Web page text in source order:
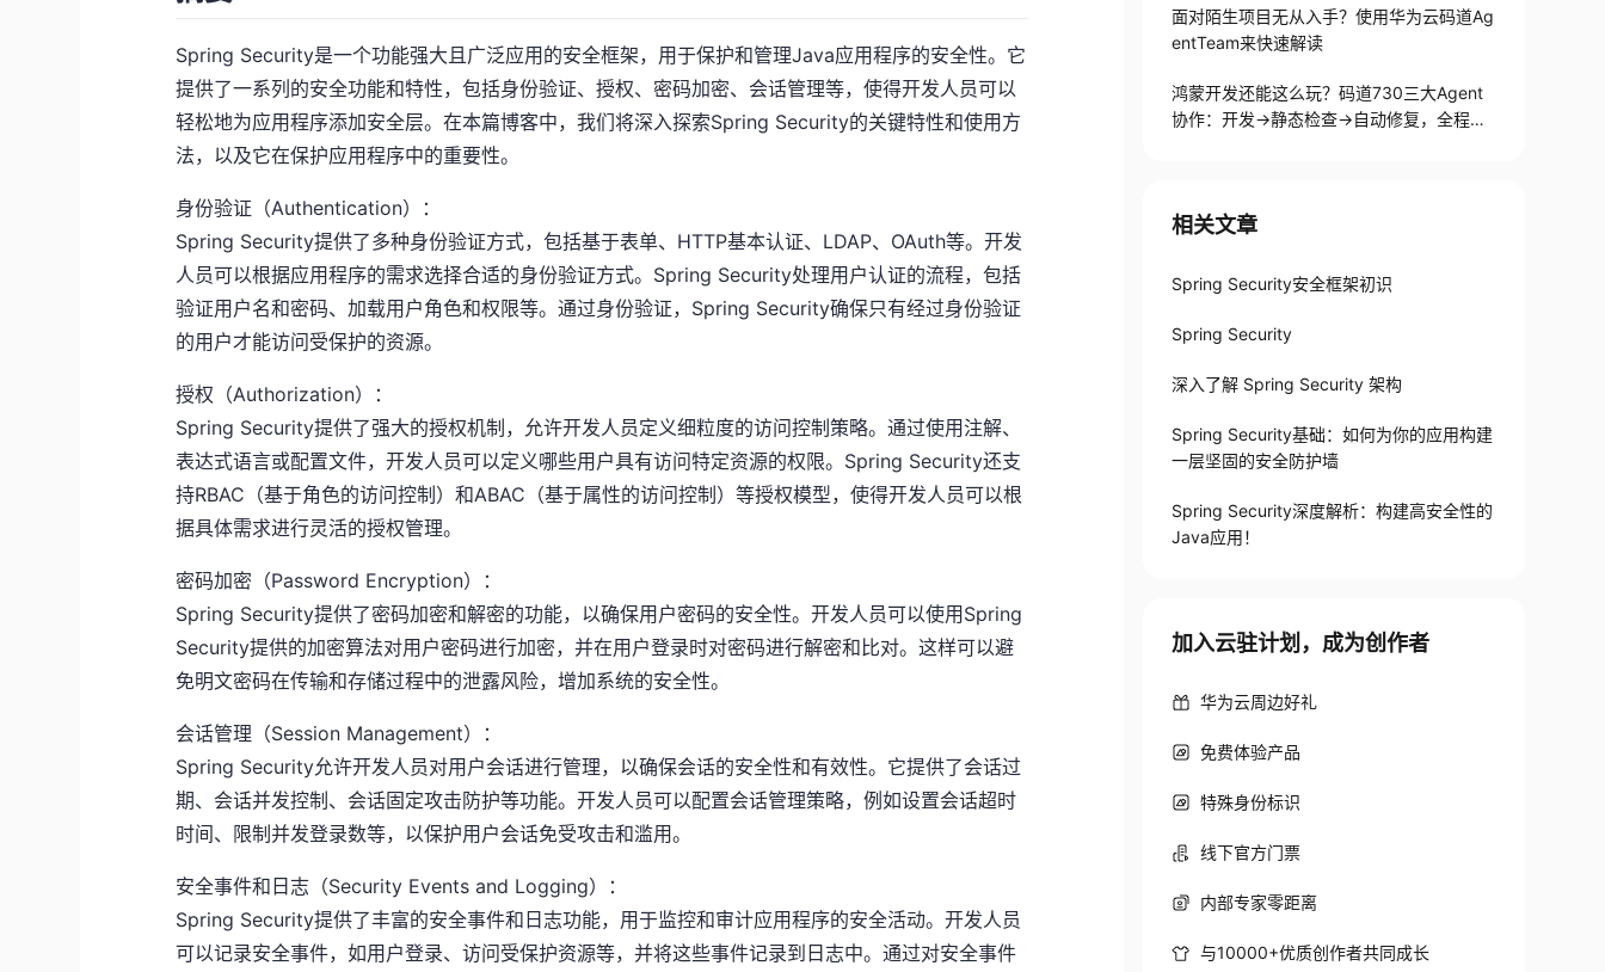
Spring Security是一个功能强大且广泛应用的安全框架，用于保护和管理Java应用程序的安全性。它
提供了一系列的安全功能和特性，包括身份验证、授权、密码加密、会话管理等，使得开发人员可以
轻松地为应用程序添加安全层。在本篇博客中，我们将深入探索Spring Security的关键特性和使用方
法，以及它在保护应用程序中的重要性。
身份验证（Authentication）：
Spring Security提供了多种身份验证方式，包括基于表单、HTTP基本认证、LDAP、OAuth等。开发
人员可以根据应用程序的需求选择合适的身份验证方式。Spring Security处理用户认证的流程，包括
验证用户名和密码、加载用户角色和权限等。通过身份验证，Spring Security确保只有经过身份验证
的用户才能访问受保护的资源。
授权（Authorization）：
Spring Security提供了强大的授权机制，允许开发人员定义细粒度的访问控制策略。通过使用注解、
表达式语言或配置文件，开发人员可以定义哪些用户具有访问特定资源的权限。Spring Security还支
持RBAC（基于角色的访问控制）和ABAC（基于属性的访问控制）等授权模型，使得开发人员可以根
据具体需求进行灵活的授权管理。
密码加密（Password Encryption）：
Spring Security提供了密码加密和解密的功能，以确保用户密码的安全性。开发人员可以使用Spring
Security提供的加密算法对用户密码进行加密，并在用户登录时对密码进行解密和比对。这样可以避
免明文密码在传输和存储过程中的泄露风险，增加系统的安全性。
会话管理（Session Management）：
Spring Security允许开发人员对用户会话进行管理，以确保会话的安全性和有效性。它提供了会话过
期、会话并发控制、会话固定攻击防护等功能。开发人员可以配置会话管理策略，例如设置会话超时
时间、限制并发登录数等，以保护用户会话免受攻击和滥用。
安全事件和日志（Security Events and Logging）：
Spring Security提供了丰富的安全事件和日志功能，用于监控和审计应用程序的安全活动。开发人员
可以记录安全事件，如用户登录、访问受保护资源等，并将这些事件记录到日志中。通过对安全事件
面对陌生项目无从入手？使用华为云码道Ag
entTeam来快速解读
鸿蒙开发还能这么玩？码道730三大Agent
协作：开发→静态检查→自动修复，全程不
相关文章
Spring Security安全框架初识
Spring Security
深入了解 Spring Security 架构
Spring Security基础：如何为你的应用构建
一层坚固的安全防护墙
Spring Security深度解析：构建高安全性的
Java应用！
加入云驻计划，成为创作者
华为云周边好礼
免费体验产品
特殊身份标识
线下官方门票
内部专家零距离
与10000+优质创作者共同成长